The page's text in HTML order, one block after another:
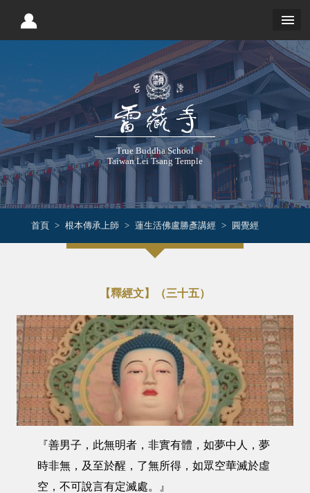
True Buddha School
Taiwan Lei Tsang Temple
首頁 根本傳承上師 蓮生活佛盧勝彥講經 圓覺經
【釋經文】（三十五）
『善男子，此無明者，非實有體，如夢中人，夢
時非無，及至於醒，了無所得，如眾空華滅於虛
空，不可說言有定滅處。』